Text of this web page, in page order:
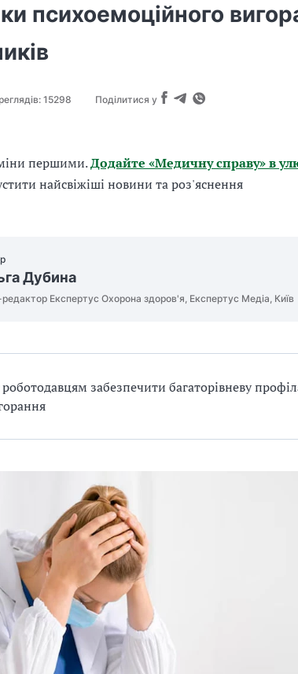
психоемоційного
15298 Поділитися у
першими.Додайте «Медичну справу» в
найсвіжіші новини та роз'яснення
Дубина
Експертус Охорона здоров'я, Експертус Медіа, Київ
забезпечити багаторівневу